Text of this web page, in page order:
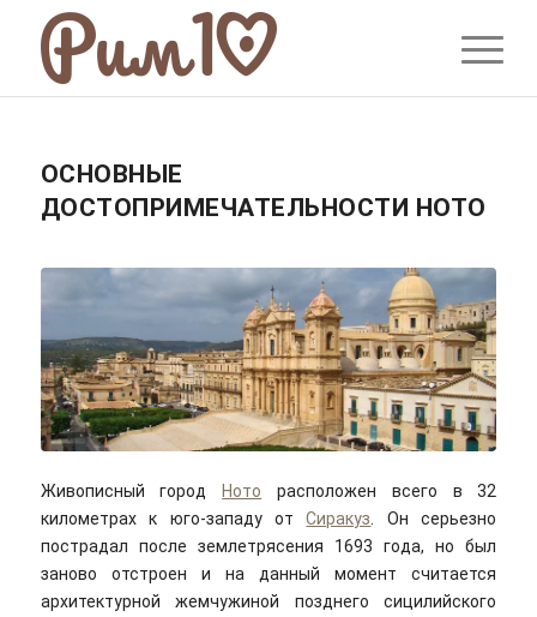
ОСНОВНЫЕ
ДОСТОПРИМЕЧАТЕЛЬНОСТИ НОТО
Живописный город Ното расположен всего в 32
километрах к юго-западу отСиракуз . Он серьезно
пострадал после землетрясения 1693 года, но был
заново отстроен и на данный момент считается
архитектурной жемчужиной позднего сицилийского